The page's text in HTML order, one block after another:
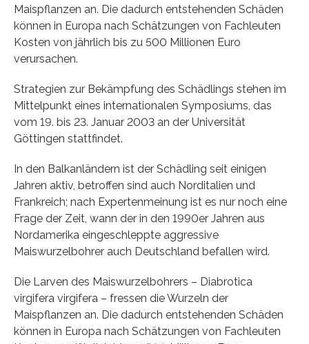
Maispflanzen an. Die dadurch entstehenden Schäden
können in Europa nach Schätzungen von Fachleuten
Kosten von jährlich bis zu 500 Millionen Euro
verursachen.
Strategien zur Bekämpfung des Schädlings stehen im
Mittelpunkt eines internationalen Symposiums, das
vom 19. bis 23. Januar 2003 an der Universität
Göttingen stattfindet.
In den Balkanländern ist der Schädling seit einigen
Jahren aktiv, betroffen sind auch Norditalien und
Frankreich; nach Expertenmeinung ist es nur noch eine
Frage der Zeit, wann der in den 1990er Jahren aus
Nordamerika eingeschleppte aggressive
Maiswurzelbohrer auch Deutschland befallen wird.
Die Larven des Maiswurzelbohrers – Diabrotica
virgifera virgifera – fressen die Wurzeln der
Maispflanzen an. Die dadurch entstehenden Schäden
können in Europa nach Schätzungen von Fachleuten